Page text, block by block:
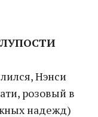
Нэнси
розовый в
надежд)